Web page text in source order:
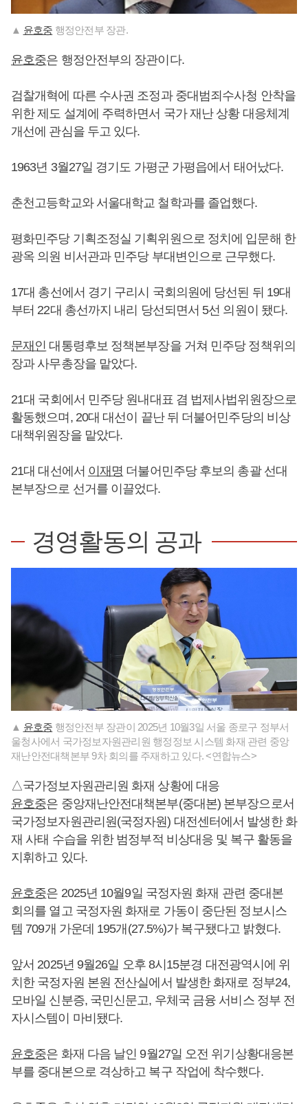
▲ 윤호중 행정안전부 장관.
윤호중은 행정안전부의 장관이다.
검찰개혁에 따른 수사권 조정과 중대범죄수사청 안착을
위한 제도 설계에 주력하면서 국가 재난 상황 대응체계
개선에 관심을 두고 있다.
1963년 3월27일 경기도 가평군 가평읍에서 태어났다.
춘천고등학교와 서울대학교 철학과를 졸업했다.
평화민주당 기획조정실 기획위원으로 정치에 입문해 한
광옥 의원 비서관과 민주당 부대변인으로 근무했다.
17대 총선에서 경기 구리시 국회의원에 당선된 뒤 19대
부터 22대 총선까지 내리 당선되면서 5선 의원이 됐다.
문재인 대통령후보 정책본부장을 거쳐 민주당 정책위의
장과 사무총장을 맡았다.
21대 국회에서 민주당 원내대표 겸 법제사법위원장으로
활동했으며, 20대 대선이 끝난 뒤 더불어민주당의 비상
대책위원장을 맡았다.
21대 대선에서 이재명 더불어민주당 후보의 총괄 선대
본부장으로 선거를 이끌었다.
경영활동의 공과
▲ 윤호중 행정안전부 장관이 2025년 10월3일 서울 종로구 정부서
울청사에서 국가정보자원관리원 행정정보 시스템 화재 관련 중앙
재난안전대책본부 9차 회의를 주재하고 있다. <연합뉴스>
△국가정보자원관리원 화재 상황에 대응
윤호중은 중앙재난안전대책본부(중대본) 본부장으로서
국가정보자원관리원(국정자원) 대전센터에서 발생한 화
재 사태 수습을 위한 범정부적 비상대응 및 복구 활동을
지휘하고 있다.
윤호중은 2025년 10월9일 국정자원 화재 관련 중대본
회의를 열고 국정자원 화재로 가동이 중단된 정보시스
템 709개 가운데 195개(27.5%)가 복구됐다고 밝혔다.
앞서 2025년 9월26일 오후 8시15분경 대전광역시에 위
치한 국정자원 본원 전산실에서 발생한 화재로 정부24,
모바일 신분증, 국민신문고, 우체국 금융 서비스 정부 전
자시스템이 마비됐다.
윤호중은 화재 다음 날인 9월27일 오전 위기상황대응본
부를 중대본으로 격상하고 복구 작업에 착수했다.